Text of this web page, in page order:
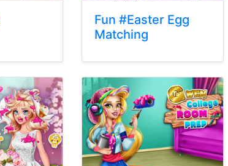
Fun #Easter Egg
Matching